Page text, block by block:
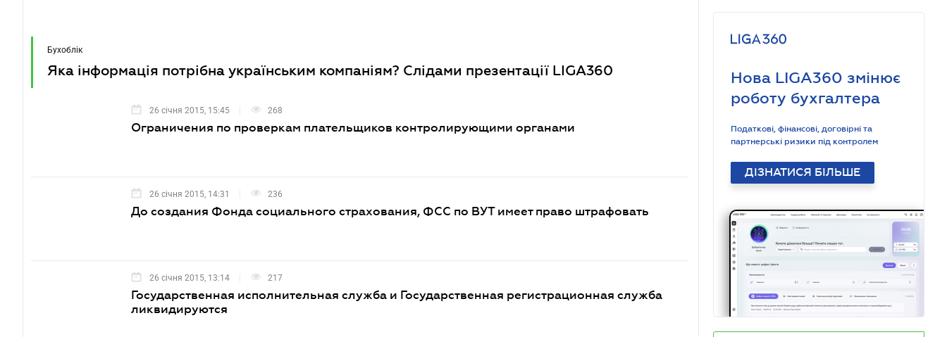
Бухоблік
Яка інформація потрібна українським компаніям? Слідами презентації LIGA360
26 січня 2015, 15:45 268
Ограничения по проверкам плательщиков контролирующими органами
26 січня 2015, 14:31 236
До создания Фонда социального страхования, ФСС по ВУТ имеет право штрафовать
26 січня 2015, 13:14 217
Государственная исполнительная служба и Государственная регистрационная служба
ликвидируются
Нова LIGA360 змінює
роботу бухгалтера
Податкові, фінансові, договірні та
партнерські ризики під контролем
ДІЗНАТИСЯ БІЛЬШЕ